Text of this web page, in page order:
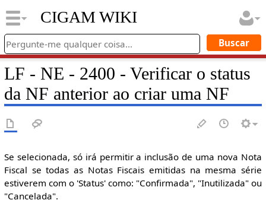
CIGAM WIKI
LF - NE - 2400 - Verificar o status
da NF anterior ao criar uma NF
Se selecionada, só irá permitir a inclusão de uma nova Nota
Fiscal se todas as Notas Fiscais emitidas na mesma série
estiverem com o 'Status' como: "Confirmada", "Inutilizada" ou
"Cancelada".